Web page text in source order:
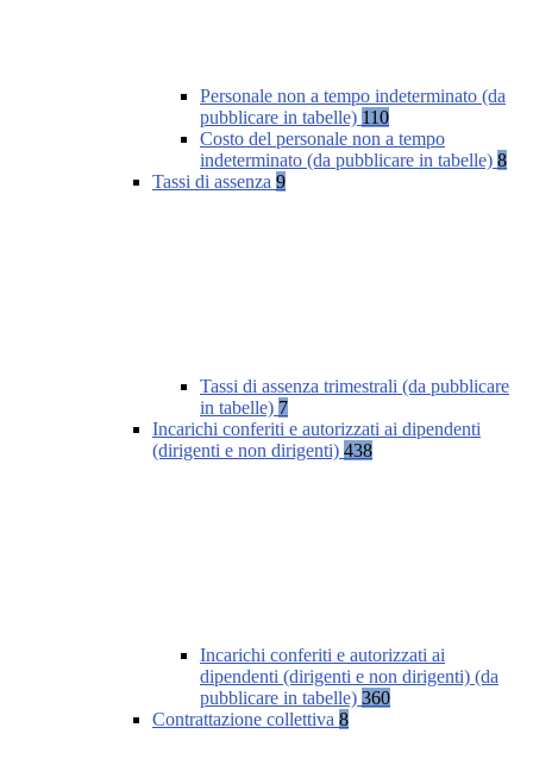
Personale non a tempo indeterminato (da
pubblicare in tabelle) 110
Costo del personale non a tempo
indeterminato (da pubblicare in tabelle) 8
Tassi di assenza 9
Tassi di assenza trimestrali (da pubblicare
in tabelle) 7
Incarichi conferiti e autorizzati ai dipendenti
(dirigenti e non dirigenti) 438
Incarichi conferiti e autorizzati ai
dipendenti (dirigenti e non dirigenti) (da
pubblicare in tabelle) 360
Contrattazione collettiva 8